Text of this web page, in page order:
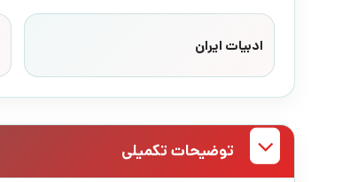
ادبیات ایران
توضیحات تکمیلی